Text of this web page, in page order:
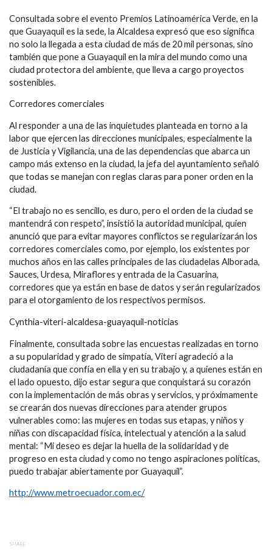
Consultada sobre el evento Premios Latinoamérica Verde, en la
que Guayaquil es la sede, la Alcaldesa expresó que eso significa
no solo la llegada a esta ciudad de más de 20 mil personas, sino
también que pone a Guayaquil en la mira del mundo como una
ciudad protectora del ambiente, que lleva a cargo proyectos
sostenibles.
Corredores comerciales
Al responder a una de las inquietudes planteada en torno a la
labor que ejercen las direcciones municipales, especialmente la
de Justicia y Vigilancia, una de las dependencias que abarca un
campo más extenso en la ciudad, la jefa del ayuntamiento señaló
que todas se manejan con reglas claras para poner orden en la
ciudad.
“El trabajo no es sencillo, es duro, pero el orden de la ciudad se
mantendrá con respeto”, insistió la autoridad municipal, quien
anunció que para evitar mayores conflictos se regularizarán los
corredores comerciales como, por ejemplo, los existentes por
muchos años en las calles principales de las ciudadelas Alborada,
Sauces, Urdesa, Miraflores y entrada de la Casuarina,
corredores que ya están en base de datos y serán regularizados
para el otorgamiento de los respectivos permisos.
Cynthia-viteri-alcaldesa-guayaquil-noticias
Finalmente, consultada sobre las encuestas realizadas en torno
a su popularidad y grado de simpatía, Viteri agradeció a la
ciudadanía que confía en ella y en su trabajo y, a quienes están en
el lado opuesto, dijo estar segura que conquistará su corazón
con la implementación de más obras y servicios, y próximamente
se crearán dos nuevas direcciones para atender grupos
vulnerables como: las mujeres en todas sus etapas, y niños y
niñas con discapacidad física, intelectual y atención a la salud
mental: “Mi deseo es dejar la huella de la solidaridad y de
progreso en esta ciudad y como no tengo aspiraciones políticas,
puedo trabajar abiertamente por Guayaquil”.
http://www.metroecuador.com.ec/
SHARE